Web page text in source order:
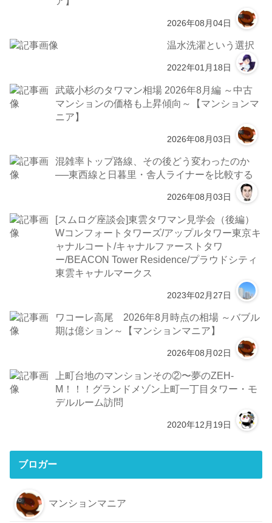
2026年08月04日
温水洗濯という選択
2022年01月18日
武蔵小杉のタワマン相場 2026年8月編 ～中古
マンションの価格も上昇傾向～【マンションマ
ニア】
2026年08月03日
混雑率トップ路線、その後どう変わったのか
──東西線と日暮里・舎人ライナーを比較する
2026年08月03日
[スムログ座談会]東雲タワマン見学会（後編）
Wコンフォートタワーズ/アップルタワー東京キ
ャナルコート/キャナルファーストタワ
ー/BEACON Tower Residence/プラウドシティ
東雲キャナルマークス
2023年02月27日
ワコーレ高尾 2026年8月時点の相場 ～バブル
期は億ション～【マンションマニア】
2026年08月02日
上町台地のマンションその②〜夢のZEH-
M！！！グランドメゾン上町一丁目タワー・モ
デルルーム訪問
2020年12月19日
ブロガー
マンションマニア